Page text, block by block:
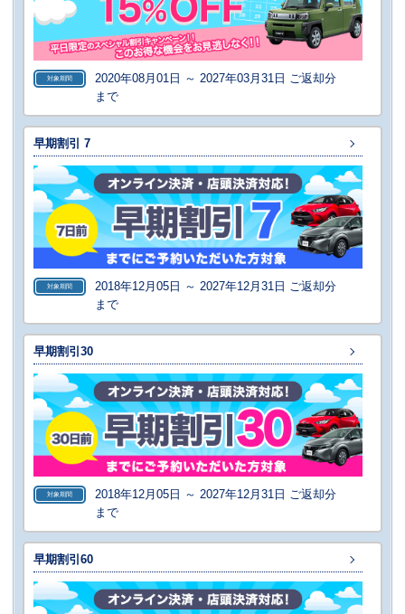
対象期間
2020年08月01日 ～ 2027年03月31日 ご返却分
まで
早期割引 7
対象期間
2018年12月05日 ～ 2027年12月31日 ご返却分
まで
早期割引30
対象期間
2018年12月05日 ～ 2027年12月31日 ご返却分
まで
早期割引60